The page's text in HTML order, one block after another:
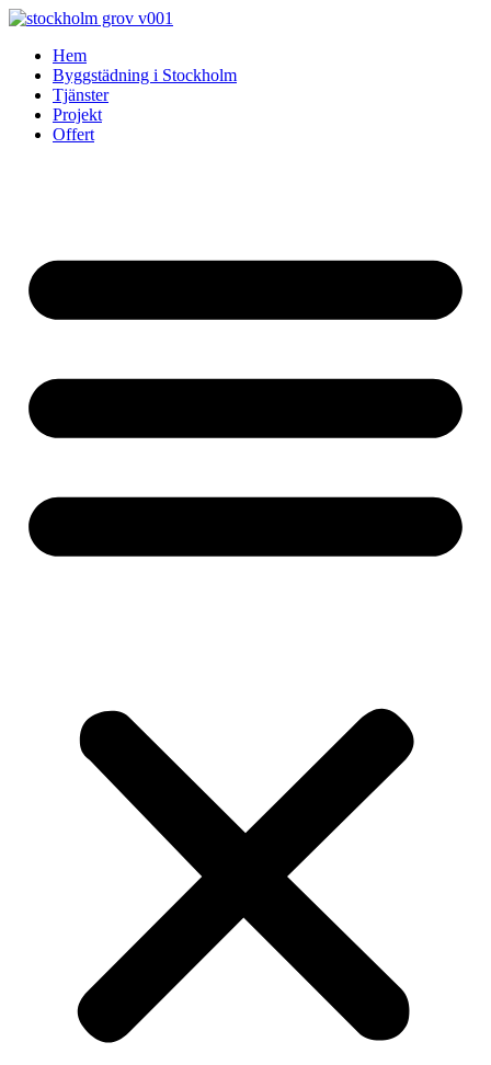
Skip
contentHem
Byggstädning i Stockholm
Tjänster
Projekt
Offert